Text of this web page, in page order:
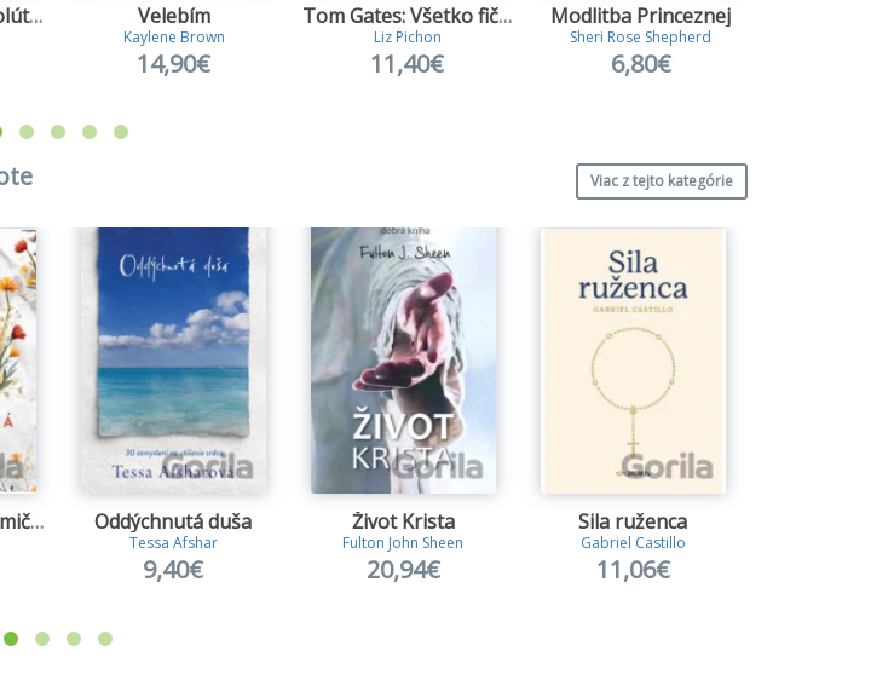
Tom Gates je absolútne úžasný (z času na čas) Velebím
Kaylene Brown
14,90€
Tom Gates: Všetko fičí podľa plánu (tak trochu)
Liz Pichon
11,40€
Modlitba Princeznej
Sheri Rose Shepherd
6,80€
Viac z tejto kategórie
Čo Boh šepká mamičkám Oddýchnutá duša
Tessa Afshar
9,40€
Život Krista
Fulton John Sheen
20,94€
Sila ruženca
Gabriel Castillo
11,06€